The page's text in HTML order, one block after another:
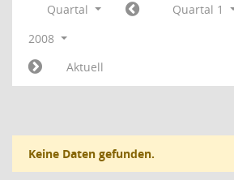
Quartal
Quartal 1
2008
Aktuell
Keine Daten gefunden.